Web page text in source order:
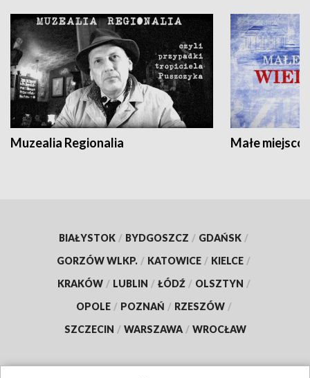
Muzealia Regionalia Małe
BIAŁYSTOK / BYDGOSZCZ / GDAŃSK /
GORZÓW WLKP. / KATOWICE / KIELCE /
KRAKÓW / LUBLIN / ŁÓDŹ / OLSZTYN /
OPOLE / POZNAŃ / RZESZÓW /
SZCZECIN / WARSZAWA / WROCŁAW